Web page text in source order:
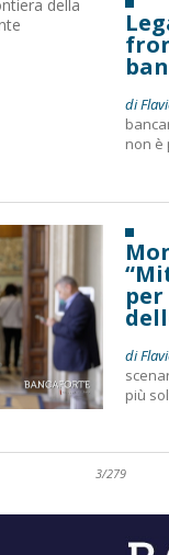
di
non è
di
più
3/279